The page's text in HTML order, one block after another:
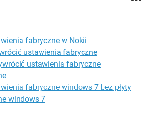
fabryczne w Nokii
ustawienia fabryczne
ustawienia fabryczne
fabryczne windows 7 bez płyty
windows 7